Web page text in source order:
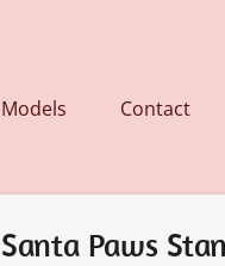
Models Contact
Santa Paws